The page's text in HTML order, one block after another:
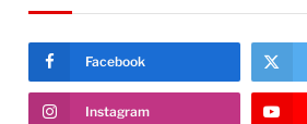
Facebook
Instagram